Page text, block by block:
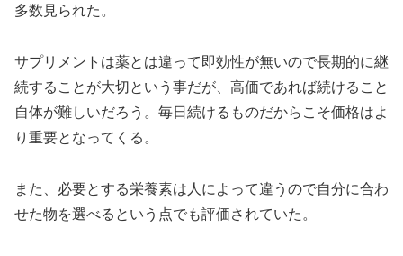
多数見られた。
サプリメントは薬とは違って即効性が無いので長期的に継
続することが大切という事だが、高価であれば続けること
自体が難しいだろう。毎日続けるものだからこそ価格はよ
り重要となってくる。
また、必要とする栄養素は人によって違うので自分に合わ
せた物を選べるという点でも評価されていた。